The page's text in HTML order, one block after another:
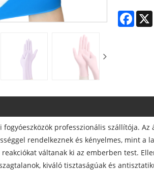
fogyóeszközök professzionális szállítója.
rendelkeznek és kényelmes, mint a
váltanak ki az emberben test.
kiváló tisztaságúak és